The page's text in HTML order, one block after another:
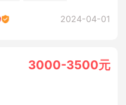
2024-04-01
3000-3500元